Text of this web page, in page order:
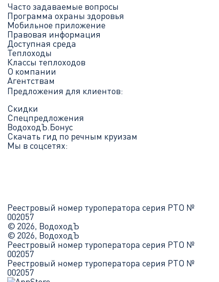
Часто задаваемые вопросы
Программа охраны здоровья
Мобильное приложение
Правовая информация
Доступная среда
Теплоходы
Классы теплоходов
О компании
Агентствам
Предложения для клиентов:
Скидки
Спецпредложения
ВодоходЪ.Бонус
Скачать гид по речным круизам
Мы в соцсетях:
Реестровый номер туроператора серия РТО №
002057
© 2026, ВодоходЪ
© 2026, ВодоходЪ
Реестровый номер туроператора серия РТО №
002057
Реестровый номер туроператора серия РТО №
002057